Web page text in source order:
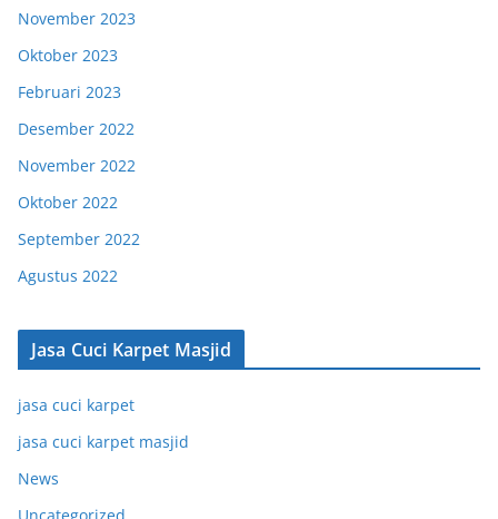
November 2023
Oktober 2023
Februari 2023
Desember 2022
November 2022
Oktober 2022
September 2022
Agustus 2022
Jasa Cuci Karpet Masjid
jasa cuci karpet
jasa cuci karpet masjid
News